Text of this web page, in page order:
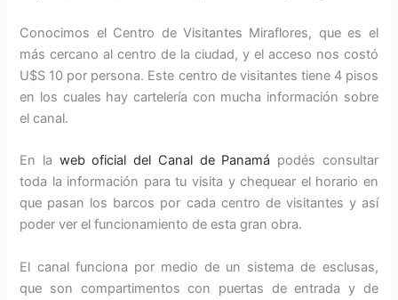
Conocimos el Centro de Visitantes Miraflores, que es el
más cercano al centro de la ciudad, y el acceso nos costó
U$S 10 por persona. Este centro de visitantes tiene 4 pisos
en los cuales hay cartelería con mucha información sobre
el canal.
En la web oficial del Canal de Panamá podés consultar
toda la información para tu visita y chequear el horario en
que pasan los barcos por cada centro de visitantes y así
poder ver el funcionamiento de esta gran obra.
El canal funciona por medio de un sistema de esclusas,
que son compartimentos con puertas de entrada y de